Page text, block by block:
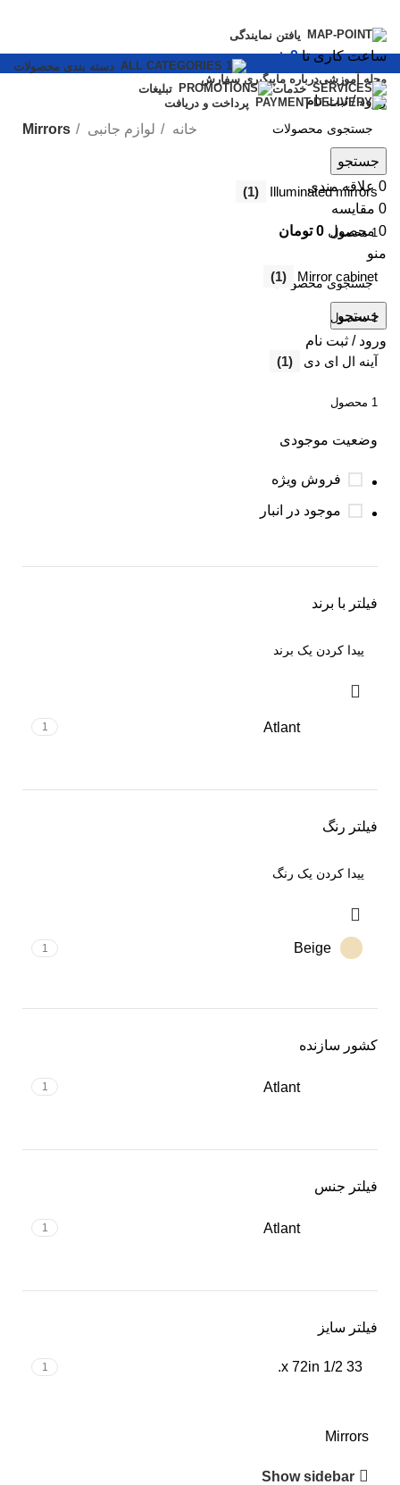
یافتن نمایندگی
ساعت کاری تا9 شب
مجله آموزشیدرباره ماپیگیری سفارش
ورود / ثبت نام
دسته بندی محصولات
خدمات
تبلیغات
پرداخت و دریافت
جستجو
0 علاقه مندی
0 مقایسه
0 محصول 0 تومان
منو
جستجو
ورود / ثبت نام
خانه لوازم جانبی Mirrors
Illuminated mirrors
(1)
1 محصول
Mirror cabinet
(1)
1 محصول
آینه ال ای دی (1)
1 محصول
وضعیت موجودی
فروش ویژه
موجود در انبار
فیلتر با برند
Atlant
1
فیلتر رنگ
Beige
1
کشور سازنده
Atlant
1
فیلتر جنس
Atlant
1
فیلتر سایز
33 1/2 x 72in.
1
Mirrors
Show sidebar